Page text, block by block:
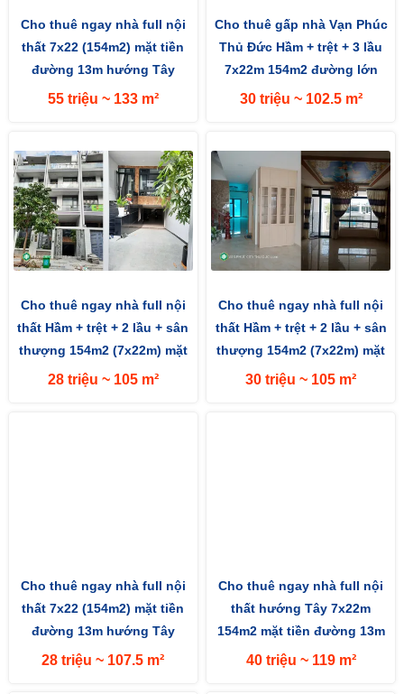
Cho thuê ngay nhà full nội
thất 7x22 (154m2) mặt tiền
đường 13m hướng Tây
55 triệu ~ 133 m²
Cho thuê gấp nhà Vạn Phúc
Thủ Đức Hầm + trệt + 3 lầu
7x22m 154m2 đường lớn
13m hướng Tây Nam
30 triệu ~ 102.5 m²
Cho thuê ngay nhà full nội
thất Hầm + trệt + 2 lầu + sân
thượng 154m2 (7x22m) mặt
tiền đường 13m hướng...
28 triệu ~ 105 m²
Cho thuê ngay nhà full nội
thất Hầm + trệt + 2 lầu + sân
thượng 154m2 (7x22m) mặt
tiền đường 13m hướng...
30 triệu ~ 105 m²
Cho thuê ngay nhà full nội
thất 7x22 (154m2) mặt tiền
đường 13m hướng Tây
28 triệu ~ 107.5 m²
Cho thuê ngay nhà full nội
thất hướng Tây 7x22m
154m2 mặt tiền đường 13m
40 triệu ~ 119 m²